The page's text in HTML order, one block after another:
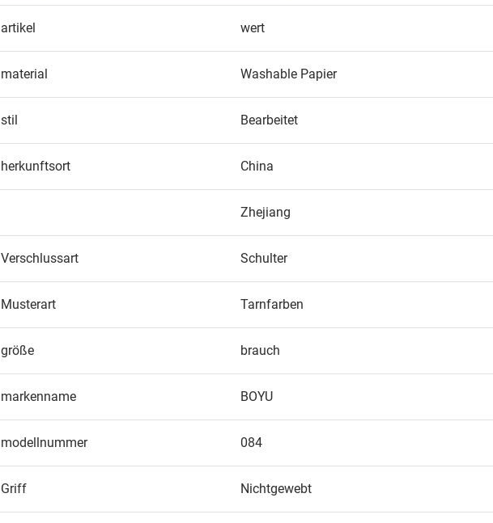
artikel wert
material Washable Papier
stil Bearbeitet
herkunftsort China
Zhejiang
Verschlussart Schulter
Musterart Tarnfarben
größe brauch
markenname BOYU
modellnummer 084
Griff Nichtgewebt